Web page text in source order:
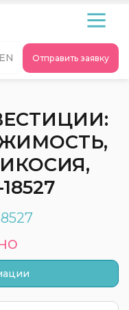
Отправить заявку
EN